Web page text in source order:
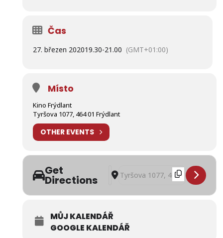
Čas
27. březen 202019.30-21.00 (GMT+01:00)
Místo
Kino Frýdlant
Tyršova 1077, 464 01 Frýdlant
OTHER EVENTS
Get
Directions
Address - Road movie Afrikou na
Destination Address - Road
MŮJ KALENDÁŘ
GOOGLE KALENDÁŘ